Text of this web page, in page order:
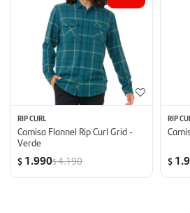
RIP CURL
Camisa Flannel Rip Curl Grid -
Verde
$ 1.990$4.190
RIP
$